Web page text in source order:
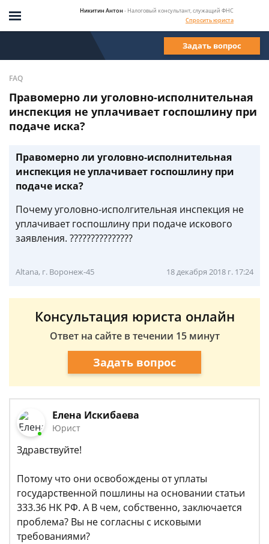
Никитин Антон - Налоговый консультант, служащий ФНС
Спросить юриста
Задать вопрос
FAQ
Правомерно ли уголовно-исполнительная
инспекция не уплачивает госпошлину при
подаче иска?
Правомерно ли уголовно-исполнительная
инспекция не уплачивает госпошлину при
подаче иска?
Почему уголовно-исполгительная инспекция не
уплачивает госпошлину при подаче искового
заявления. ???????????????
Altana, г. Воронеж-45 18 декабря 2018 г. 17:24
Консультация юриста онлайн
Ответ на сайте в течении 15 минут
Задать вопрос
Елена Искибаева
Юрист
Здравствуйте!
Потому что они освобождены от уплаты
государственной пошлины на основании статьи
333.36 НК РФ. А В чем, собственно, заключается
проблема? Вы не согласны с исковыми
требованиями?